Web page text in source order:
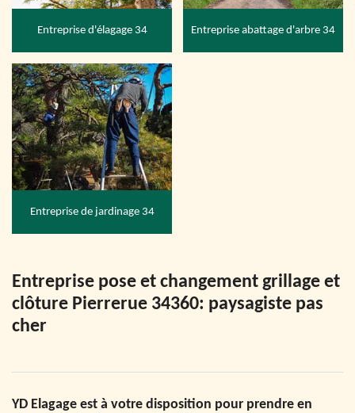
Entreprise d'élagage 34 Entreprise abattage d'arbre 34
Entreprise de jardinage 34
Entreprise pose et changement grillage et
clôture Pierrerue 34360: paysagiste pas
cher
YD Elagage est à votre disposition pour prendre en